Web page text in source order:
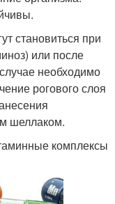
становиться при
или после
необходимо
рогового слоя
шеллаком.
комплексы